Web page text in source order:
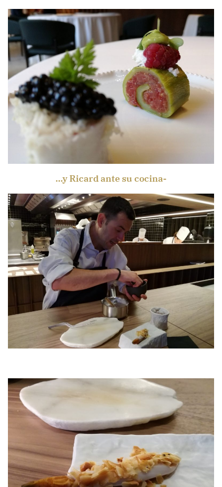
…y Ricard ante su cocina-